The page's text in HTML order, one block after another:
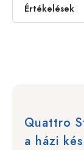
Értékelések
Quattro
a házi